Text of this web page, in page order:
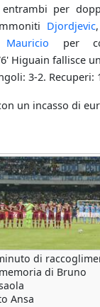
per
Djordjevic,
Mauricio per
Higuain fallisce
3-2. Recuperi:
un incasso di
di
di Bruno
Ansa